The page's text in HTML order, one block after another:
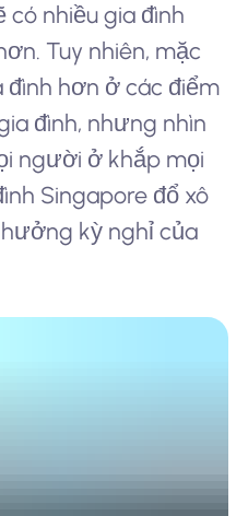
có nhiều gia đình
Tuy nhiên, mặc
đình hơn ở các điểm
đình, nhưng nhìn
người ở khắp mọi
Singapore đổ xô
kỳ nghỉ của